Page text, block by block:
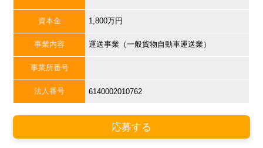
資本金 1,800万円
事業内容 運送事業（一般貨物自動車運送業）
事業所番号
法人番号 6140002010762
応募する